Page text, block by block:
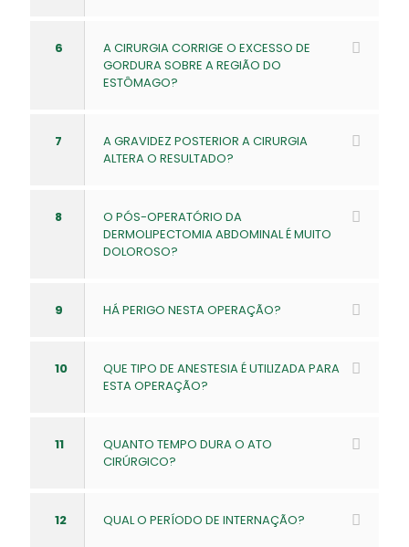
6
A CIRURGIA CORRIGE O EXCESSO DE
GORDURA SOBRE A REGIÃO DO
ESTÔMAGO?
7
A GRAVIDEZ POSTERIOR A CIRURGIA
ALTERA O RESULTADO?
8
O PÓS-OPERATÓRIO DA
DERMOLIPECTOMIA ABDOMINAL É MUITO
DOLOROSO?
9 HÁ PERIGO NESTA OPERAÇÃO?
10
QUE TIPO DE ANESTESIA É UTILIZADA PARA
ESTA OPERAÇÃO?
11
QUANTO TEMPO DURA O ATO
CIRÚRGICO?
12 QUAL O PERÍODO DE INTERNAÇÃO?